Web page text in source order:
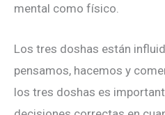
mental como físico.
Los tres doshas están
pensamos, hacemos y
los tres doshas es